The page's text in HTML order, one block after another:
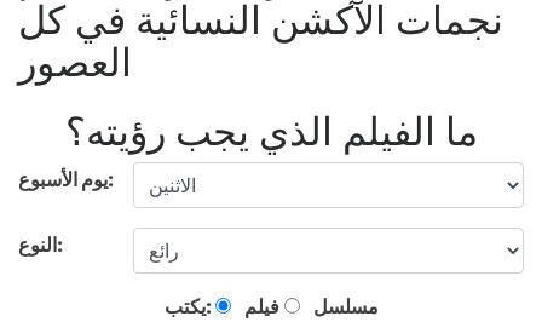
نجمات الآكشن النسائية في كل
العصور
ما الفيلم الذي يجب رؤيته؟
يوم الأسبوع:
النوع:
يكتب: فيلم مسلسل